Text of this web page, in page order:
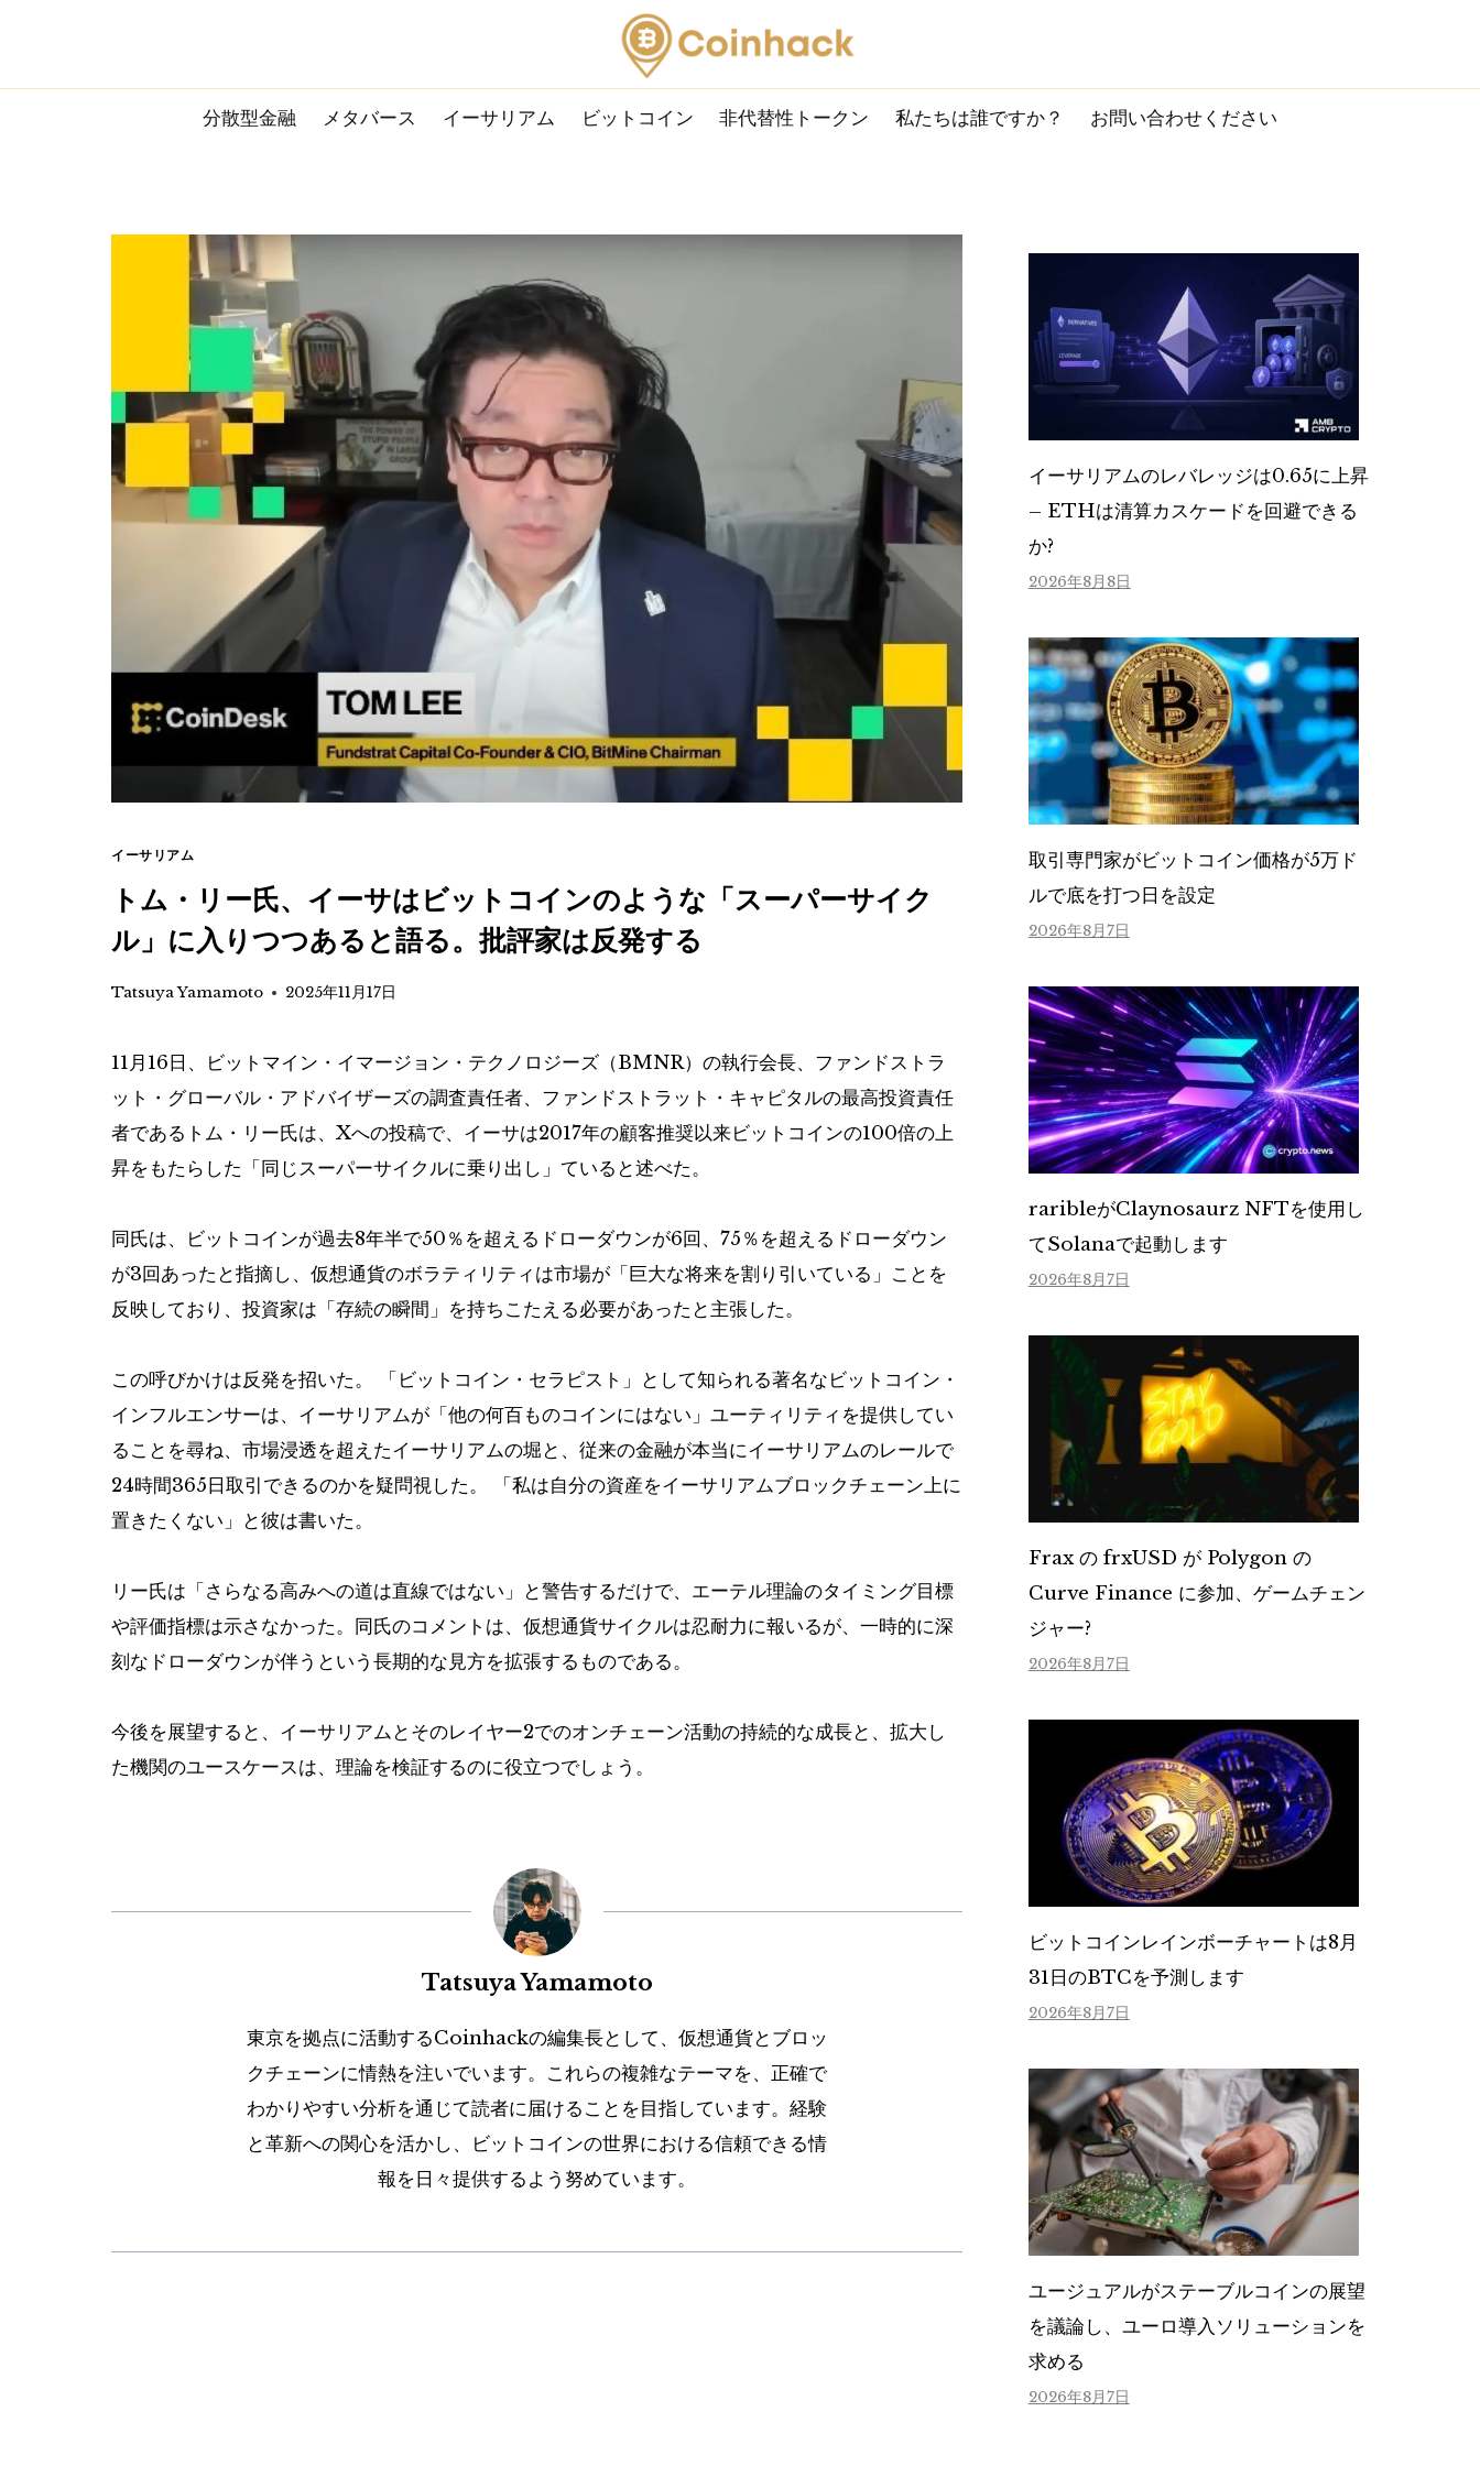
content
分散型金融 メタバース イーサリアム ビットコイン 非代替性トークン 私たちは誰ですか？ お問い合わせください
イーサリアム
トム・リー氏、イーサはビットコインのような「スーパーサイク
ル」に入りつつあると語る。批評家は反発する
Tatsuya Yamamoto 2025年11月17日
11月16日、ビットマイン・イマージョン・テクノロジーズ（BMNR）の執行会長、ファンドストラ
ット・グローバル・アドバイザーズの調査責任者、ファンドストラット・キャピタルの最高投資責任
者であるトム・リー氏は、Xへの投稿で、イーサは2017年の顧客推奨以来ビットコインの100倍の上
昇をもたらした「同じスーパーサイクルに乗り出し」ていると述べた。
同氏は、ビットコインが過去8年半で50％を超えるドローダウンが6回、75％を超えるドローダウン
が3回あったと指摘し、仮想通貨のボラティリティは市場が「巨大な将来を割り引いている」ことを
反映しており、投資家は「存続の瞬間」を持ちこたえる必要があったと主張した。
この呼びかけは反発を招いた。 「ビットコイン・セラピスト」として知られる著名なビットコイン・
インフルエンサーは、イーサリアムが「他の何百ものコインにはない」ユーティリティを提供してい
ることを尋ね、市場浸透を超えたイーサリアムの堀と、従来の金融が本当にイーサリアムのレールで
24時間365日取引できるのかを疑問視した。 「私は自分の資産をイーサリアムブロックチェーン上に
置きたくない」と彼は書いた。
リー氏は「さらなる高みへの道は直線ではない」と警告するだけで、エーテル理論のタイミング目標
や評価指標は示さなかった。同氏のコメントは、仮想通貨サイクルは忍耐力に報いるが、一時的に深
刻なドローダウンが伴うという長期的な見方を拡張するものである。
今後を展望すると、イーサリアムとそのレイヤー2でのオンチェーン活動の持続的な成長と、拡大し
た機関のユースケースは、理論を検証するのに役立つでしょう。
Tatsuya Yamamoto
東京を拠点に活動するCoinhackの編集長として、仮想通貨とブロッ
クチェーンに情熱を注いでいます。これらの複雑なテーマを、正確で
わかりやすい分析を通じて読者に届けることを目指しています。経験
と革新への関心を活かし、ビットコインの世界における信頼できる情
報を日々提供するよう努めています。
イーサリアムのレバレッジは0.65に上昇
– ETHは清算カスケードを回避できる
か?
2026年8月8日
取引専門家がビットコイン価格が5万ド
ルで底を打つ日を設定
2026年8月7日
raribleがClaynosaurz NFTを使用し
てSolanaで起動します
2026年8月7日
Frax の frxUSD が Polygon の
Curve Finance に参加、ゲームチェン
ジャー?
2026年8月7日
ビットコインレインボーチャートは8月
31日のBTCを予測します
2026年8月7日
ユージュアルがステーブルコインの展望
を議論し、ユーロ導入ソリューションを
求める
2026年8月7日